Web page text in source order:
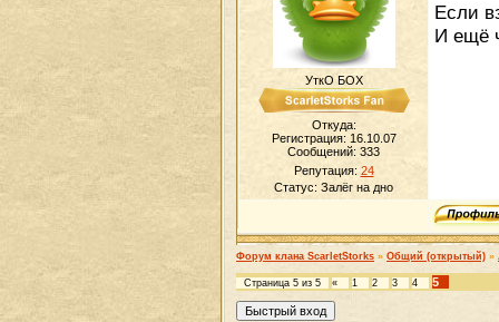
УткО БОХ
Откуда:
Регистрация: 16.10.07
Сообщений: 333
Репутация: 24
Статус: Залёг на дно
Если
И ещё
Форум клана ScarletStorks » Общий (открытый) »
Страница 5 из 5 « 1 2 3 4 5